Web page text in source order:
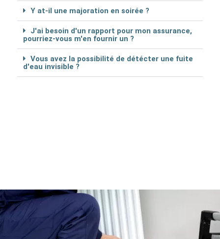
Y at-il une majoration en soirée ?
J'ai besoin d'un rapport pour mon assurance,
pourriez-vous m'en fournir un ?
Vous avez la possibilité de détécter une fuite
d'eau invisible ?